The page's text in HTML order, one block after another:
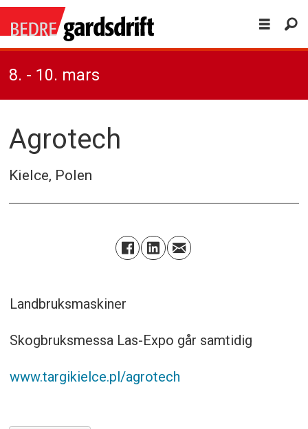
8. - 10. mars
Agrotech
Kielce, Polen
Landbruksmaskiner
Skogbruksmessa Las-Expo går samtidig
www.targikielce.pl/agrotech